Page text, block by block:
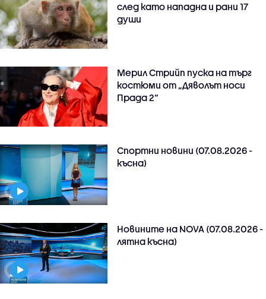
след като нападна и рани 17
души
Мерил Стрийп пуска на търг
костюми от „Дяволът носи
Прада 2“
Спортни новини (07.08.2026 -
късна)
Новините на NOVA (07.08.2026 -
лятна късна)